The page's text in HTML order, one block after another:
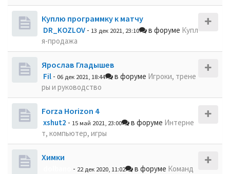
Куплю программку к матчу
DR_KOZLOV - 13 дек 2021, 23:10 в форуме Купл
я-продажа
Ярослав Гладышев
Fil - 06 дек 2021, 18:44 в форуме Игроки, трене
ры и руководство
Forza Horizon 4
xshut2 - 15 май 2021, 23:00 в форуме Интерне
т, компьютер, игры
Химки
- 22 дек 2020, 11:02 в форуме Команд